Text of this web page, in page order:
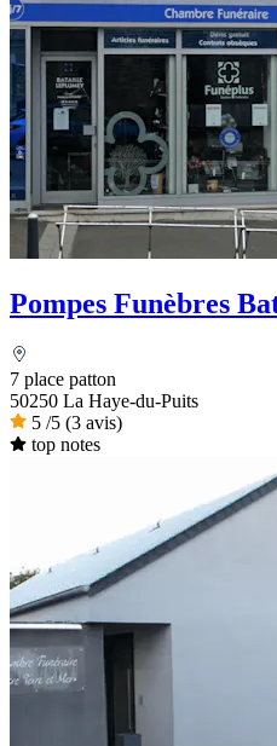
Pompes Funèbres
7 place patton
50250 La Haye-du-Puits
5 /5 (3 avis)
top notes